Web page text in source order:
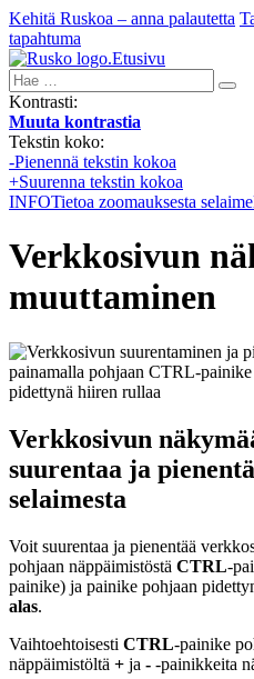
Kehitä Ruskoa – anna palautetta
tapahtuma
Etusivu
Hae:
Kontrasti:
Muuta kontrastia
Tekstin koko:
-Pienennä tekstin kokoa
+Suurenna tekstin kokoa
INFOTietoa zoomauksesta
Verkkosivun
muuttaminen
Verkkosivun
suurentaa ja
selaimesta
Voit suurentaa ja pienentää
pohjaan näppäimistöstä CTRL-
painike) ja painike pohjaan
alas.
Vaihtoehtoisesti CTRL-painike
näppäimistöltä + ja - -painikkeita